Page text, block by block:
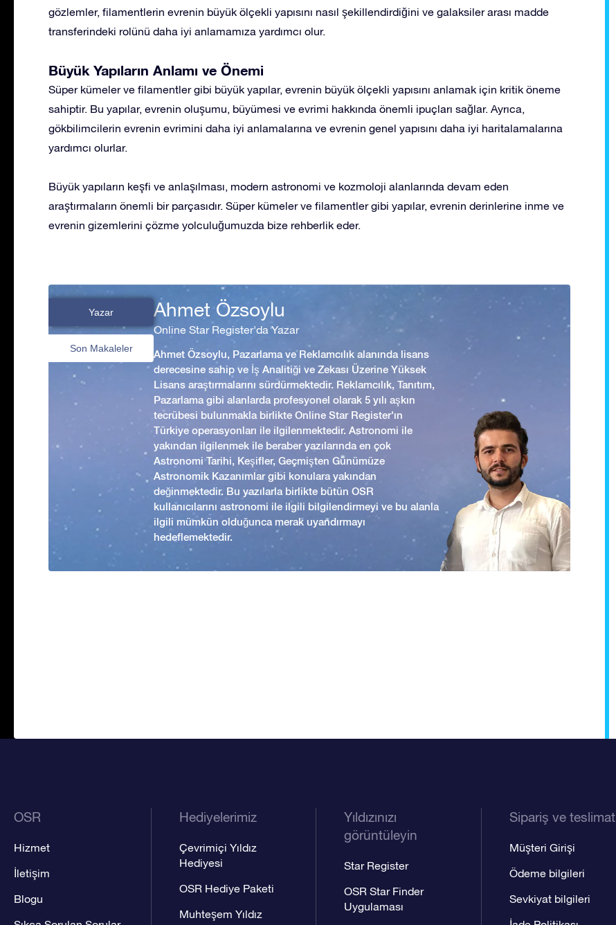
gözlemler, filamentlerin evrenin büyük ölçekli yapısını nasıl şekillendirdiğini ve galaksiler arası madde
transferindeki rolünü daha iyi anlamamıza yardımcı olur.
Büyük Yapıların Anlamı ve Önemi
Süper kümeler ve filamentler gibi büyük yapılar, evrenin büyük ölçekli yapısını anlamak için kritik öneme
sahiptir. Bu yapılar, evrenin oluşumu, büyümesi ve evrimi hakkında önemli ipuçları sağlar. Ayrıca,
gökbilimcilerin evrenin evrimini daha iyi anlamalarına ve evrenin genel yapısını daha iyi haritalamalarına
yardımcı olurlar.
Büyük yapıların keşfi ve anlaşılması, modern astronomi ve kozmoloji alanlarında devam eden
araştırmaların önemli bir parçasıdır. Süper kümeler ve filamentler gibi yapılar, evrenin derinlerine inme ve
evrenin gizemlerini çözme yolculuğumuzda bize rehberlik eder.
Yazar
Son Makaleler
Ahmet Özsoylu
Online Star Register'da Yazar
Ahmet Özsoylu, Pazarlama ve Reklamcılık alanında lisans
derecesine sahip ve İş Analitiği ve Zekası Üzerine Yüksek
Lisans araştırmalarını sürdürmektedir. Reklamcılık, Tanıtım,
Pazarlama gibi alanlarda profesyonel olarak 5 yılı aşkın
tecrübesi bulunmakla birlikte Online Star Register'ın
Türkiye operasyonları ile ilgilenmektedir. Astronomi ile
yakından ilgilenmek ile beraber yazılarında en çok
Astronomi Tarihi, Keşifler, Geçmişten Günümüze
Astronomik Kazanımlar gibi konulara yakından
değinmektedir. Bu yazılarla birlikte bütün OSR
kullanıcılarını astronomi ile ilgili bilgilendirmeyi ve bu alanla
ilgili mümkün olduğunca merak uyandırmayı
hedeflemektedir.
OSR
Hizmet
İletişim
Blogu
Hediyelerimiz
Çevrimiçi Yıldız
Hediyesi
OSR Hediye Paketi
Muhteşem Yıldız
Yıldızınızı
görüntüleyin
Star Register
OSR Star Finder
Uygulaması
Sipariş ve teslimat
Müşteri Girişi
Ödeme bilgileri
Sevkiyat bilgileri